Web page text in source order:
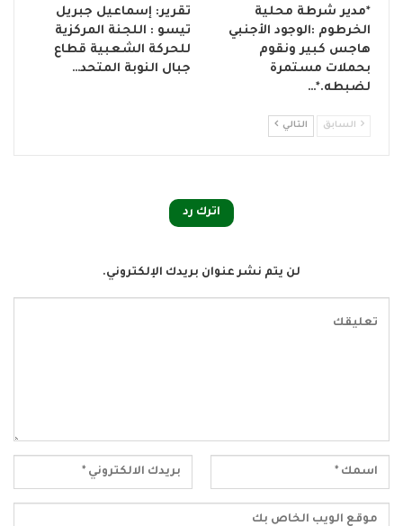
*مدير شرطة محلية
الخرطوم :الوجود الأجنبي
هاجس كبير ونقوم
بحملات مستمرة
لضبطه.*…
تقرير: إسماعيل جبريل
تيسو : اللجنة المركزية
للحركة الشعبية قطاع
جبال النوبة المتحد…
السابق التالي
اترك رد
لن يتم نشر عنوان بريدك الإلكتروني.